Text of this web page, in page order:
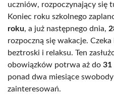
uczniów, rozpoczynający się
Koniec roku szkolnego
roku, a już następnego dnia,
rozpoczną się wakacje.
beztroski i relaksu. Ten
obowiązków potrwa aż do 31
ponad dwa miesiące
zainteresowań.